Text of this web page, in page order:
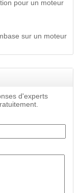
pour un moteur
sur un moteur
d'experts